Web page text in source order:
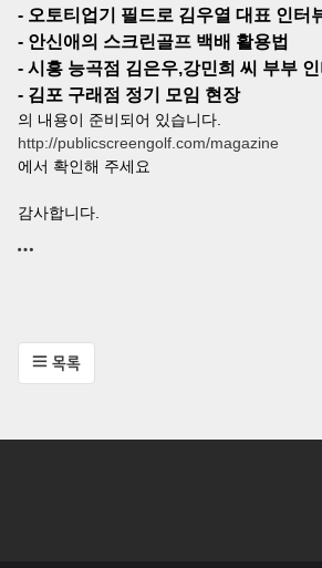
- 오토티업기 필드로 김우열 대표 인터
- 안신애의 스크린골프 백배 활용법
- 시흥 능곡점 김은우,강민희 씨 부부
- 김포 구래점 정기 모임 현장
의 내용이 준비되어 있습니다.
http://publicscreengolf.com/magazine
에서 확인해 주세요
감사합니다.
목록